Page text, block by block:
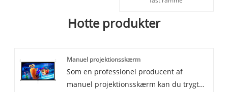
Hotte produkter
Manuel projektionsskærm
Som en professionel producent af
manuel projektionsskærm kan du trygt